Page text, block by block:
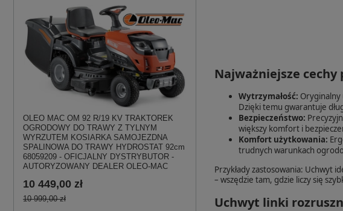
OLEO MAC OM 92 R/19 KV TRAKTOREK
OGRODOWY DO TRAWY Z TYLNYM
WYRZUTEM KOSIARKA SAMOJEZDNA
SPALINOWA DO TRAWY HYDROSTAT 92cm
68059209 - OFICJALNY DYSTRYBUTOR -
AUTORYZOWANY DEALER OLEO-MAC
10 449,00 zł
10 999,00 zł
Najważniejsze
Wytrzymałość: Oryginalny
Dzięki temu gwarantuje
Bezpieczeństwo:
większy komfort i
Komfort użytkowania:
trudnych warunkach
Przykłady zastosowania: Uchwyt
– wszędzie tam, gdzie liczy się
Uchwyt linki